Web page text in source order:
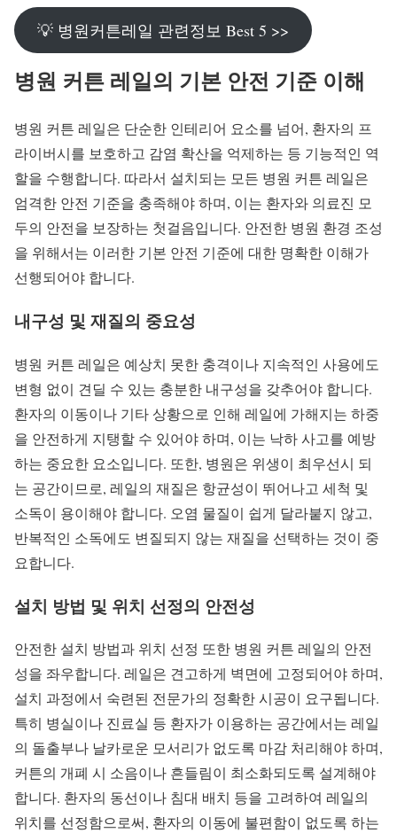
💡 병원커튼레일 관련정보 Best 5 >>
병원 커튼 레일의 기본 안전 기준 이해
병원 커튼 레일은 단순한 인테리어 요소를 넘어, 환자의 프
라이버시를 보호하고 감염 확산을 억제하는 등 기능적인 역
할을 수행합니다. 따라서 설치되는 모든 병원 커튼 레일은
엄격한 안전 기준을 충족해야 하며, 이는 환자와 의료진 모
두의 안전을 보장하는 첫걸음입니다. 안전한 병원 환경 조성
을 위해서는 이러한 기본 안전 기준에 대한 명확한 이해가
선행되어야 합니다.
내구성 및 재질의 중요성
병원 커튼 레일은 예상치 못한 충격이나 지속적인 사용에도
변형 없이 견딜 수 있는 충분한 내구성을 갖추어야 합니다.
환자의 이동이나 기타 상황으로 인해 레일에 가해지는 하중
을 안전하게 지탱할 수 있어야 하며, 이는 낙하 사고를 예방
하는 중요한 요소입니다. 또한, 병원은 위생이 최우선시 되
는 공간이므로, 레일의 재질은 항균성이 뛰어나고 세척 및
소독이 용이해야 합니다. 오염 물질이 쉽게 달라붙지 않고,
반복적인 소독에도 변질되지 않는 재질을 선택하는 것이 중
요합니다.
설치 방법 및 위치 선정의 안전성
안전한 설치 방법과 위치 선정 또한 병원 커튼 레일의 안전
성을 좌우합니다. 레일은 견고하게 벽면에 고정되어야 하며,
설치 과정에서 숙련된 전문가의 정확한 시공이 요구됩니다.
특히 병실이나 진료실 등 환자가 이용하는 공간에서는 레일
의 돌출부나 날카로운 모서리가 없도록 마감 처리해야 하며,
커튼의 개폐 시 소음이나 흔들림이 최소화되도록 설계해야
합니다. 환자의 동선이나 침대 배치 등을 고려하여 레일의
위치를 선정함으로써, 환자의 이동에 불편함이 없도록 하는